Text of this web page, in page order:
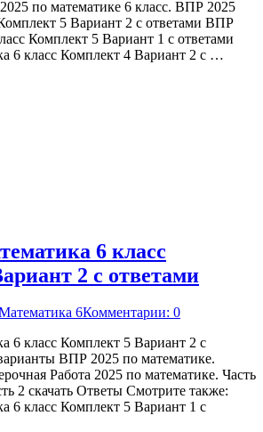
по математике 6 класс. ВПР 2025
5 Вариант 2 с ответами ВПР
Комплект 5 Вариант 1 с ответами
6 класс Комплект 4 Вариант 2 с …
6 класс
2 с ответами
6Комментарии: 0
6 класс Комплект 5 Вариант 2 с
ВПР 2025 по математике.
Работа 2025 по математике. Часть
2 скачать Ответы Смотрите также:
6 класс Комплект 5 Вариант 1 с